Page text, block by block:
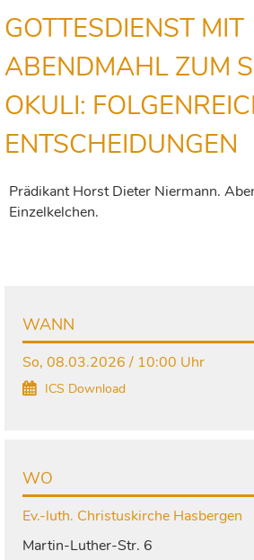
GOTTESDIENST MIT
ABENDMAHL ZUM
OKULI:
ENTSCHEIDUNGEN
Prädikant Horst Dieter Niermann.
Einzelkelchen.
WANN
So, 08.03.2026 / 10:00 Uhr
ICS Download
WO
Ev.-luth. Christuskirche Hasbergen
Martin-Luther-Str. 6